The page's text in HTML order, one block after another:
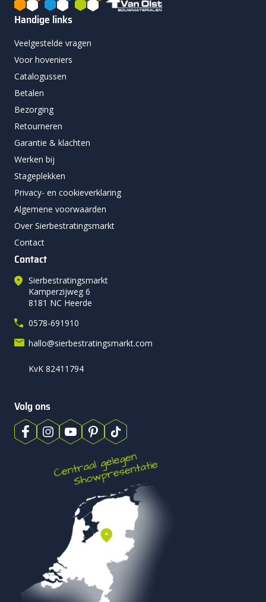
Handige links
Veelgestelde vragen
Voor hoveniers
Catalogussen
Betalen
Bezorging
Retourneren
Garantie & klachten
Werken bij
Stageplekken
Privacy- en cookieverklaring
Algemene voorwaarden
Over Sierbestratingsmarkt
Contact
Contact
Sierbestratingsmarkt
Kamperzijweg 6
8181 NC Heerde
0578-691910
hallo@sierbestratingsmarkt.com
KvK 82411794
Volg ons